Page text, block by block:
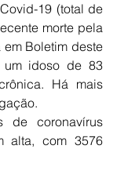
19 (total de
morte pela
Boletim deste
um idoso de 83
Há mais
de coronavírus
alta, com 3576